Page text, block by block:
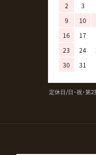
2
3
9
10
16
17
23
24
30
31
定休日/日･祝･第